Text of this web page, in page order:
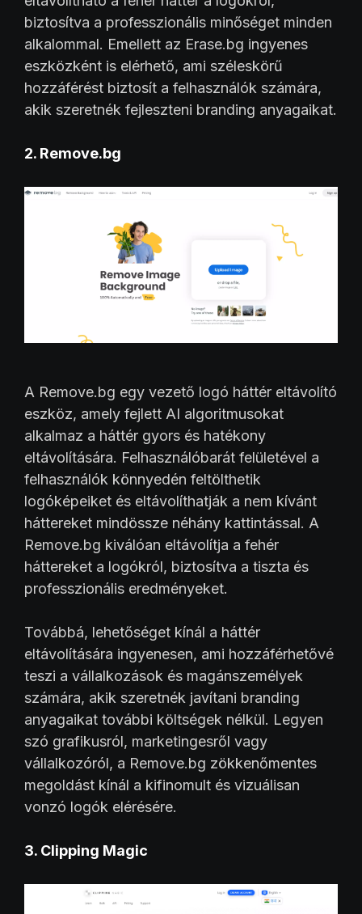
biztosítva a professzionális minőséget minden
alkalommal. Emellett az Erase.bg ingyenes
eszközként is elérhető, ami széleskörű
hozzáférést biztosít a felhasználók számára,
akik szeretnék fejleszteni branding anyagaikat.
2. Remove.bg
A Remove.bg egy vezető logó háttér eltávolító
eszköz, amely fejlett AI algoritmusokat
alkalmaz a háttér gyors és hatékony
eltávolítására. Felhasználóbarát felületével a
felhasználók könnyedén feltölthetik
logóképeiket és eltávolíthatják a nem kívánt
háttereket mindössze néhány kattintással. A
Remove.bg kiválóan eltávolítja a fehér
háttereket a logókról, biztosítva a tiszta és
professzionális eredményeket.
Továbbá, lehetőséget kínál a háttér
eltávolítására ingyenesen, ami hozzáférhetővé
teszi a vállalkozások és magánszemélyek
számára, akik szeretnék javítani branding
anyagaikat további költségek nélkül. Legyen
szó grafikusról, marketingesről vagy
vállalkozóról, a Remove.bg zökkenőmentes
megoldást kínál a kifinomult és vizuálisan
vonzó logók elérésére.
3. Clipping Magic